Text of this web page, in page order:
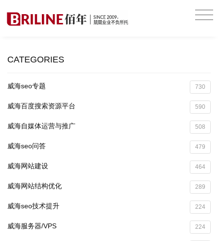
CATEGORIES
威海seo专题 730
威海百度搜索资源平台 590
威海自媒体运营与推广 508
威海seo问答 479
威海网站建设 464
威海网站结构优化 289
威海seo技术提升 224
威海服务器/VPS 224